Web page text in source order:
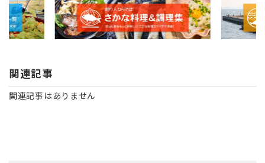
関連記事
関連記事はありません